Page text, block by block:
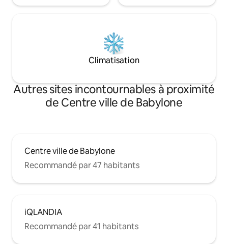
Climatisation
Autres sites incontournables à proximité
de Centre ville de Babylone
Centre ville de Babylone
Recommandé par 47 habitants
iQLANDIA
Recommandé par 41 habitants